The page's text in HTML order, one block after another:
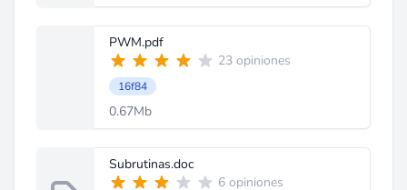
PWM.pdf
23 opiniones
16f84
0.67Mb
Subrutinas.doc
6 opiniones